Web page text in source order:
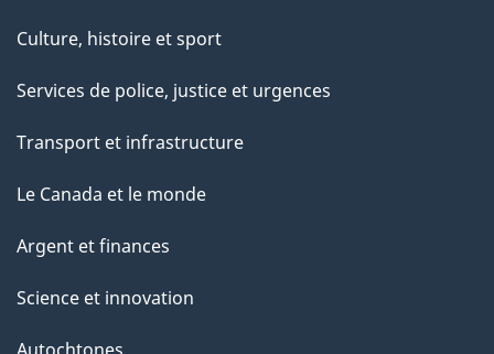
Culture, histoire et sport
Services de police, justice et urgences
Transport et infrastructure
Le Canada et le monde
Argent et finances
Science et innovation